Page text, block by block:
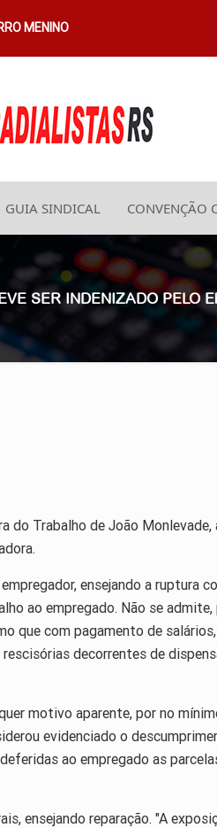
MENINO
GUIA SINDICAL CONVENÇÃO
SER INDENIZADO PELO
Trabalho de João Monlevade,
ensejando a ruptura
ao empregado. Não se
que com pagamento de
decorrentes de
motivo aparente, por no
evidenciado o
ao empregado as
ensejando reparação. "A